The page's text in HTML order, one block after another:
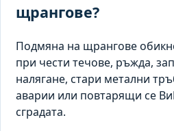
щрангове?
Подмяна на щрангове
при чести течове, ръжда,
налягане, стари метални
аварии или повтарящи се
сградата.